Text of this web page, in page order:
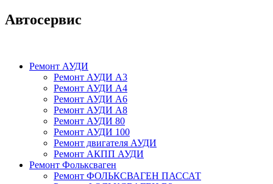
Автосервис
Ремонт АУДИ
Ремонт АУДИ А3
Ремонт АУДИ А4
Ремонт АУДИ А6
Ремонт АУДИ А8
Ремонт АУДИ 80
Ремонт АУДИ 100
Ремонт двигателя АУДИ
Ремонт АКПП АУДИ
Ремонт Фольксваген
Ремонт ФОЛЬКСВАГЕН ПАССАТ